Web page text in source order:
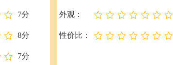
7分
8分
7分
外观：
性价比：